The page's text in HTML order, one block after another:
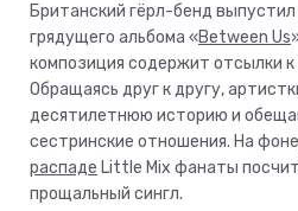
Британский гёрл-бенд
грядущего альбома «Between Us
композиция содержит отсылки
Обращаясь друг к другу,
десятилетнюю историю и
сестринские отношения. На фоне
распаде Little Mix фанаты
прощальный сингл.